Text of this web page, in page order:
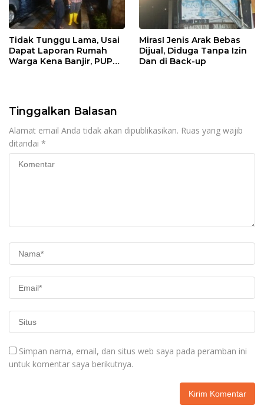
Tidak Tunggu Lama, Usai
Dapat Laporan Rumah
Warga Kena Banjir, PUPR
MirasI Jenis Arak Bebas
Dijual, Diduga Tanpa Izin
Dan di Back-up
Tinggalkan Balasan
Alamat email Anda tidak akan dipublikasikan. Ruas yang wajib
ditandai *
Simpan nama, email, dan situs web saya pada peramban ini
untuk komentar saya berikutnya.